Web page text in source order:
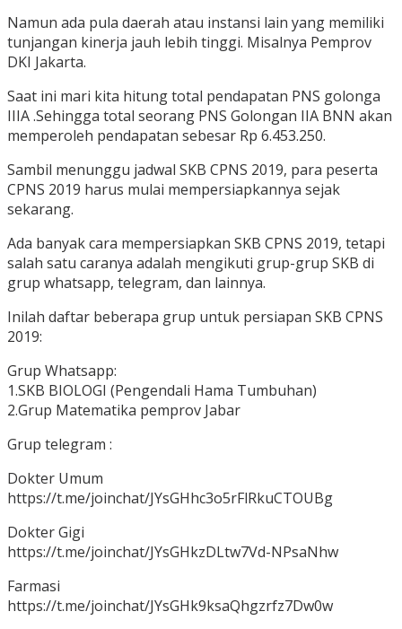
Namun ada pula daerah atau instansi lain yang memiliki
tunjangan kinerja jauh lebih tinggi. Misalnya Pemprov
DKI Jakarta.
Saat ini mari kita hitung total pendapatan PNS golonga
IIIA .Sehingga total seorang PNS Golongan IIA BNN akan
memperoleh pendapatan sebesar Rp 6.453.250.
Sambil menunggu jadwal SKB CPNS 2019, para peserta
CPNS 2019 harus mulai mempersiapkannya sejak
sekarang.
Ada banyak cara mempersiapkan SKB CPNS 2019, tetapi
salah satu caranya adalah mengikuti grup-grup SKB di
grup whatsapp, telegram, dan lainnya.
Inilah daftar beberapa grup untuk persiapan SKB CPNS
2019:
Grup Whatsapp:
1.SKB BIOLOGI (Pengendali Hama Tumbuhan)
2.Grup Matematika pemprov Jabar
Grup telegram :
Dokter Umum
https://t.me/joinchat/JYsGHhc3o5rFlRkuCTOUBg
Dokter Gigi
https://t.me/joinchat/JYsGHkzDLtw7Vd-NPsaNhw
Farmasi
https://t.me/joinchat/JYsGHk9ksaQhgzrfz7Dw0w